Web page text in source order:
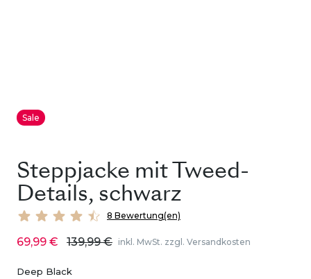
Sale
Steppjacke mit Tweed-
Details, schwarz
8 Bewertung(en)
69,99 € 139,99 € inkl. MwSt. zzgl. Versandkosten
Deep Black